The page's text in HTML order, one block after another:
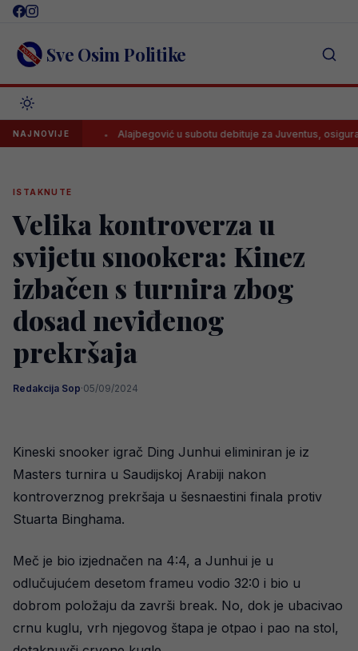
Skip
content Sve Osim Politike
NAJNOVIJE
ali..” Alajbegović u subotu debituje za Juventus, osiguran TV
ISTAKNUTE
Velika kontroverza u
svijetu snookera: Kinez
izbačen s turnira zbog
dosad neviđenog
prekršaja
Redakcija Sop·05/09/2024
Kineski snooker igrač Ding Junhui eliminiran je iz
Masters turnira u Saudijskoj Arabiji nakon
kontroverznog prekršaja u šesnaestini finala protiv
Stuarta Binghama.
Meč je bio izjednačen na 4:4, a Junhui je u
odlučujućem desetom frameu vodio 32:0 i bio u
dobrom položaju da završi break. No, dok je ubacivao
crnu kuglu, vrh njegovog štapa je otpao i pao na stol,